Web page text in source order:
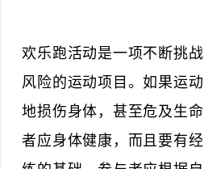
欢乐跑活动是一项不断挑
风险的运动项目。如果运
地损伤身体，甚至危及生
者应身体健康，而且要有